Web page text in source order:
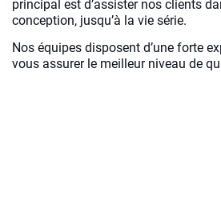
principal est d’assister nos clients
conception, jusqu’à la vie série.
Nos équipes disposent d’une forte
vous assurer le meilleur niveau de